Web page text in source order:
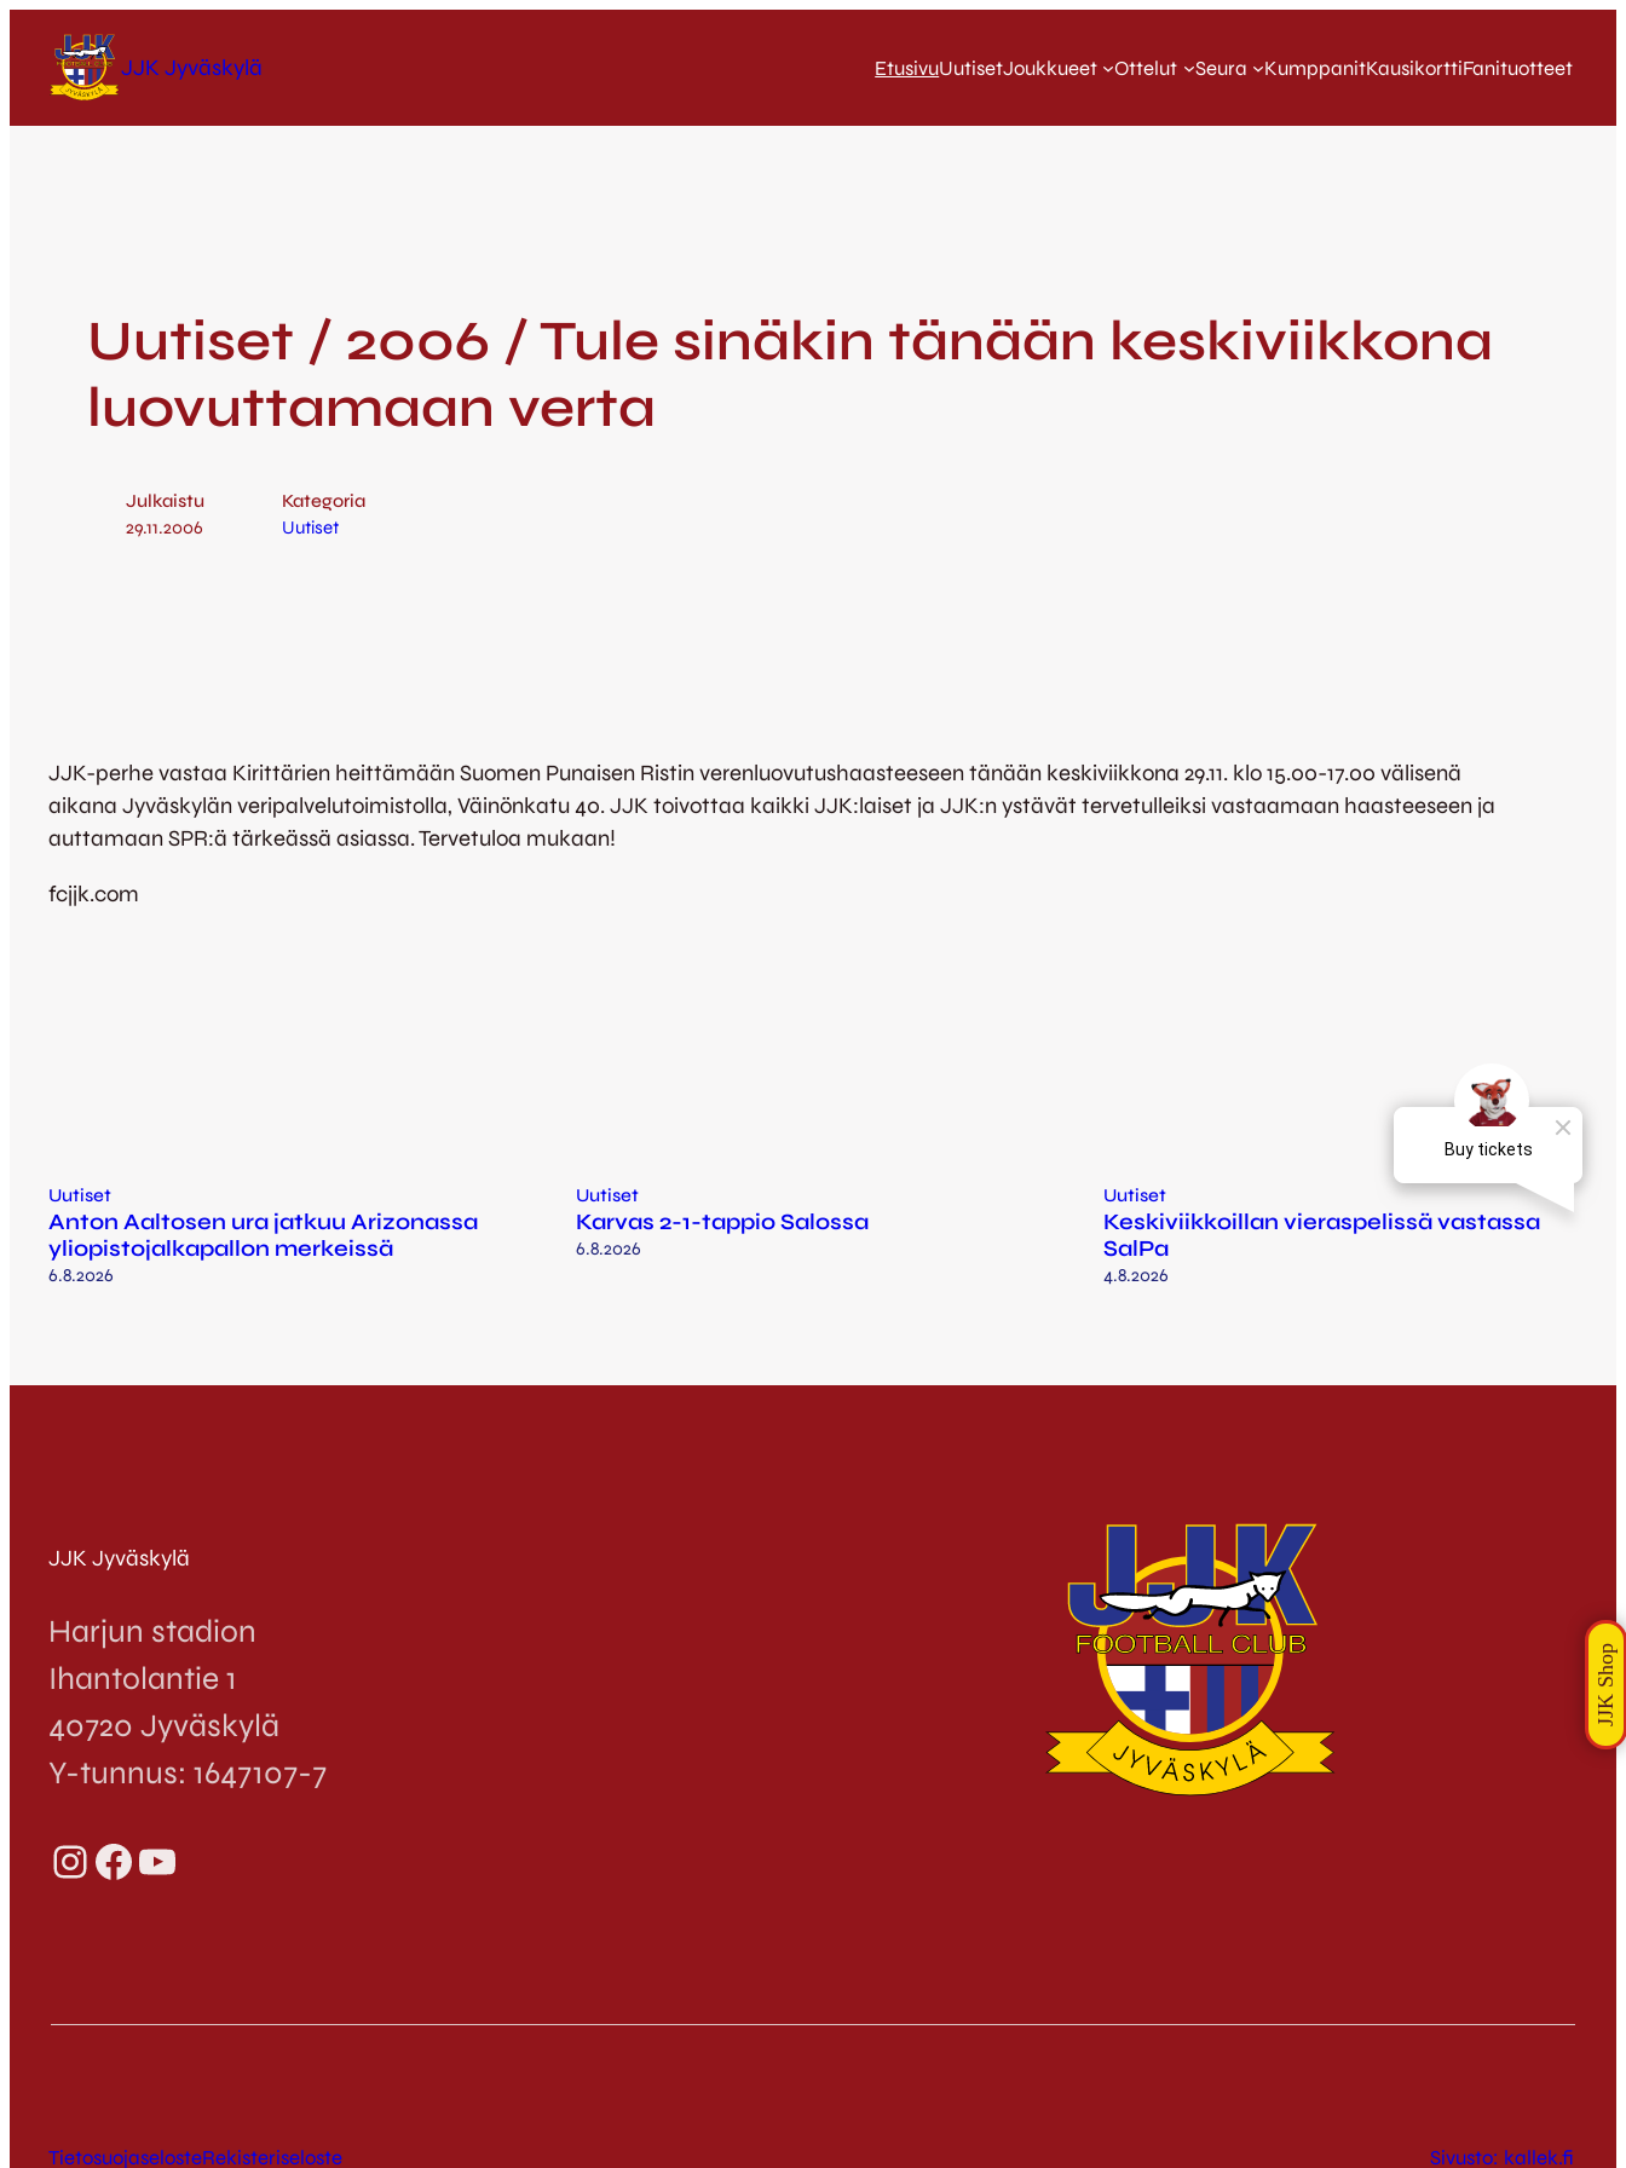
JJK Jyväskylä EtusivuUutisetJoukkueet Ottelut Seura KumppanitKausikorttiFanituotteet
Uutiset / 2006 / Tule sinäkin tänään keskiviikkona
luovuttamaan verta
Julkaistu
29.11.2006
Kategoria
Uutiset
JJK-perhe vastaa Kirittärien heittämään Suomen Punaisen Ristin verenluovutushaasteeseen tänään keskiviikkona 29.11. klo 15.00-17.00 välisenä
aikana Jyväskylän veripalvelutoimistolla, Väinönkatu 40. JJK toivottaa kaikki JJK:laiset ja JJK:n ystävät tervetulleiksi vastaamaan haasteeseen ja
auttamaan SPR:ä tärkeässä asiassa. Tervetuloa mukaan!
fcjjk.com
Uutiset
Anton Aaltosen ura jatkuu Arizonassa
yliopistojalkapallon merkeissä
6.8.2026
Uutiset
Karvas 2-1-tappio Salossa
6.8.2026
Uutiset
Keskiviikkoillan vieraspelissä vastassa
SalPa
4.8.2026
JJK Jyväskylä
Harjun stadion
Ihantolantie 1
40720 Jyväskylä
Y-tunnus: 1647107-7
InstagramFacebook YouTube
TietosuojaselosteRekisteriseloste Sivusto: kallek.fi